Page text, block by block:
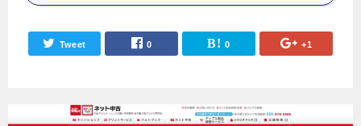
Tweet 0 0 +1